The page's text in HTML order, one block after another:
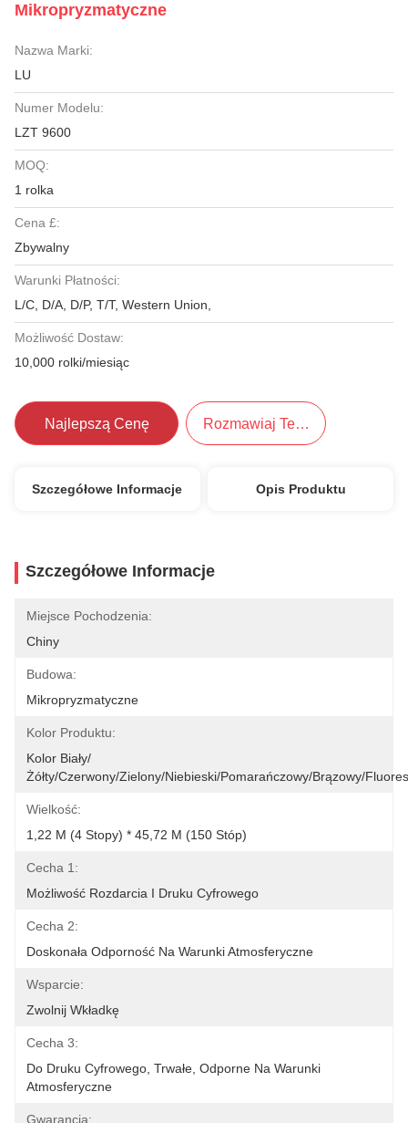
Mikropryzmatyczne
Nazwa Marki:
LU
Numer Modelu:
LZT 9600
MOQ:
1 rolka
Cena £:
Zbywalny
Warunki Płatności:
L/C, D/A, D/P, T/T, Western Union,
Możliwość Dostaw:
10,000 rolki/miesiąc
Najlepszą Cenę Rozmawiaj Teraz.
Szczegółowe Informacje Opis Produktu
Szczegółowe Informacje
Miejsce Pochodzenia:
Chiny
Budowa:
Mikropryzmatyczne
Kolor Produktu:
Kolor Biały/
Żółty/czerwony/zielony/niebieski/pomarańczowy/brązowy/
Wielkość:
1,22 M (4 Stopy) * 45,72 M (150 Stóp)
Cecha 1:
Możliwość Rozdarcia I Druku Cyfrowego
Cecha 2:
Doskonała Odporność Na Warunki Atmosferyczne
Wsparcie:
Zwolnij Wkładkę
Cecha 3:
Do Druku Cyfrowego, Trwałe, Odporne Na Warunki
Atmosferyczne
Gwarancja: